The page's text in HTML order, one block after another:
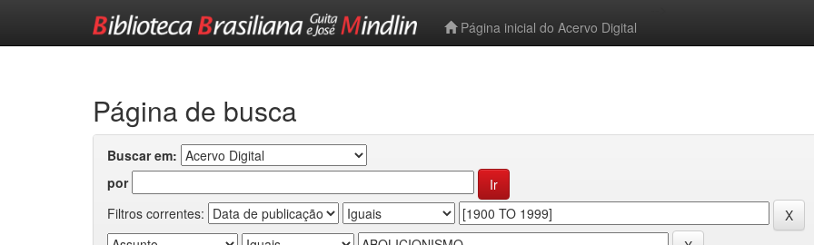
Página inicial do Acervo Digital
Página de busca
Buscar em:
por
Filtros correntes: